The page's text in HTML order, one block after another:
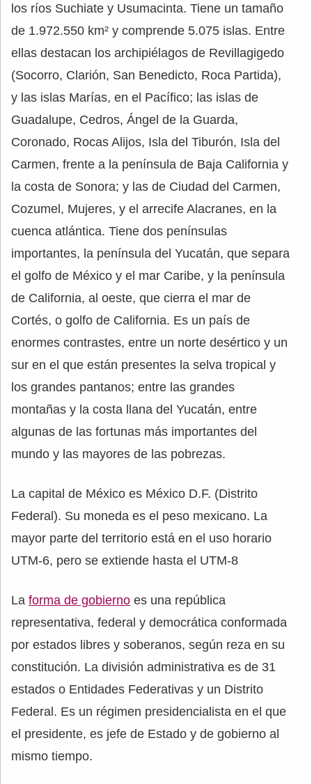
los ríos Suchiate y Usumacinta. Tiene un tamaño
de 1.972.550 km² y comprende 5.075 islas. Entre
ellas destacan los archipiélagos de Revillagigedo
(Socorro, Clarión, San Benedicto, Roca Partida),
y las islas Marías, en el Pacífico; las islas de
Guadalupe, Cedros, Ángel de la Guarda,
Coronado, Rocas Alijos, Isla del Tiburón, Isla del
Carmen, frente a la península de Baja California y
la costa de Sonora; y las de Ciudad del Carmen,
Cozumel, Mujeres, y el arrecife Alacranes, en la
cuenca atlántica. Tiene dos penínsulas
importantes, la península del Yucatán, que separa
el golfo de México y el mar Caribe, y la península
de California, al oeste, que cierra el mar de
Cortés, o golfo de California. Es un país de
enormes contrastes, entre un norte desértico y un
sur en el que están presentes la selva tropical y
los grandes pantanos; entre las grandes
montañas y la costa llana del Yucatán, entre
algunas de las fortunas más importantes del
mundo y las mayores de las pobrezas.
La capital de México es México D.F. (Distrito
Federal). Su moneda es el peso mexicano. La
mayor parte del territorio está en el uso horario
UTM-6, pero se extiende hasta el UTM-8
La forma de gobierno es una república
representativa, federal y democrática conformada
por estados libres y soberanos, según reza en su
constitución. La división administrativa es de 31
estados o Entidades Federativas y un Distrito
Federal. Es un régimen presidencialista en el que
el presidente, es jefe de Estado y de gobierno al
mismo tiempo.